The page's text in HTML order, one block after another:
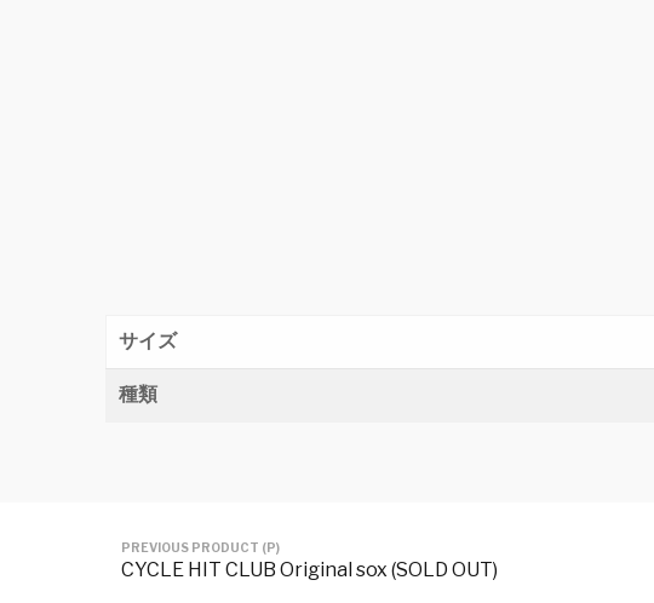
サイズ
種類
PREVIOUS PRODUCT (P)
CYCLE HIT CLUB Original sox (SOLD OUT)